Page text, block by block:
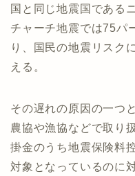
国と同じ地震国である
チャーチ地震では75パ
り、国民の地震リスク
える。
その遅れの原因の一つ
農協や漁協などで取り
掛金のうち地震保険料
対象となっているのに